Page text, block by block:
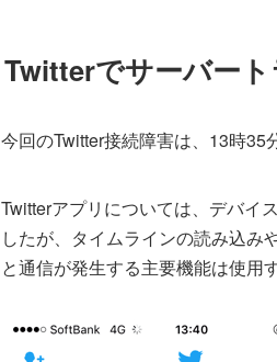
Twitterでサーバー
今回のTwitter接続障害は、13時35
Twitterアプリについては、デバイ
したが、タイムラインの読み込み
と通信が発生する主要機能は使用